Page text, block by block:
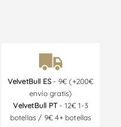
VelvetBull ES- 9€ (+200€
envío gratis)
VelvetBull PT- 12€ 1-3
botellas / 9€ 4+ botellas